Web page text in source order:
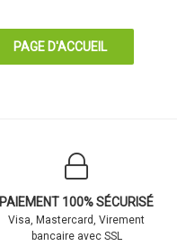
PAIEMENT 100% SÉCURISÉ
Visa, Mastercard, Virement
bancaire avec SSL